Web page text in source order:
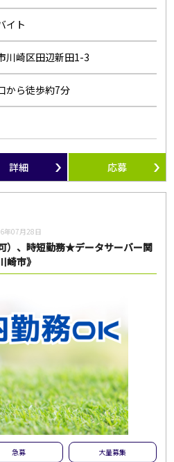
イト
川崎区田辺新田1-3
から徒歩約7分
詳細 応募
年07月28日
）、時短勤務★データサーバー関
崎市》
急募 大量募集